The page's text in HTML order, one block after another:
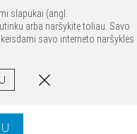
slapukai (angl.
arba naršykite toliau. Savo
savo interneto naršyklės